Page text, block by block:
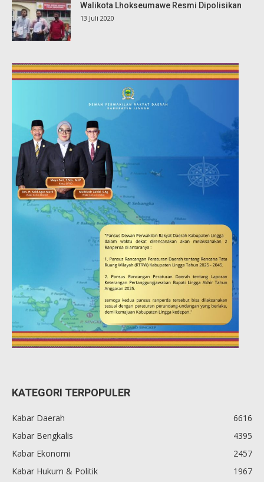
Walikota Lhokseumawe Resmi Dipolisikan
13 Juli 2020
KATEGORI TERPOPULER
Kabar Daerah
6616
Kabar Bengkalis
4395
Kabar Ekonomi
2457
Kabar Hukum & Politik
1967